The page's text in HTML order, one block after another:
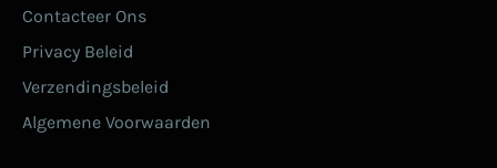
Contacteer Ons
Privacy Beleid
Verzendingsbeleid
Algemene Voorwaarden